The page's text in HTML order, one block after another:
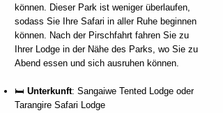
können. Dieser Park ist weniger überlaufen,
sodass Sie Ihre Safari in aller Ruhe beginnen
können. Nach der Pirschfahrt fahren Sie zu
Ihrer Lodge in der Nähe des Parks, wo Sie zu
Abend essen und sich ausruhen können.
🛏️ Unterkunft: Sangaiwe Tented Lodge oder
Tarangire Safari Lodge